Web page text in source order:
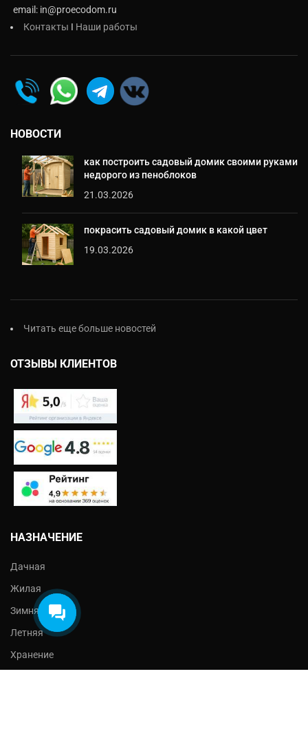
Екатерина
На этой неделе я могу
предложить на выбор:
- Проект бесплатно
email: in@proecodom.ru
Контакты I Наши работы
НОВОСТИ
как построить садовый домик своими руками
недорого из пеноблоков
21.03.2026
покрасить садовый домик в какой цвет
19.03.2026
Читать еще больше новостей
ОТЗЫВЫ КЛИЕНТОВ
НАЗНАЧЕНИЕ
Дачная
Жилая
Зимняя
Летняя
Хранение